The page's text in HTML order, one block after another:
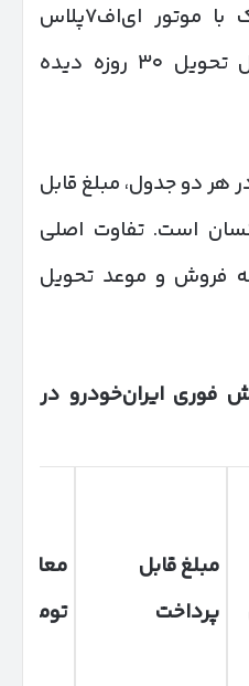
ال‌ایکس و تارا اتوماتیک با موتور ای‌اف۷پلاس
توربوشارژ فقط در جدول تحویل ۳۰ روزه دیده
هر دو جدول، مبلغ قابل
است. تفاوت اصلی
فروش و موعد تحویل
فوری ایران‌خودرو در
مبلغ قابل
پرداخت
معادل
تومان